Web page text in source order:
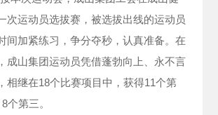
次运动员选拔赛，被选拔出线的运动员
间加紧练习，争分夺秒，认真准备。在
成山集团运动员凭借蓬勃向上、永不言
相继在18个比赛项目中，获得11个第
个第三。